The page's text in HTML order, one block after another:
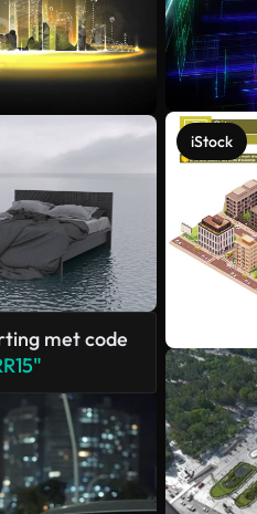
met code
iStock